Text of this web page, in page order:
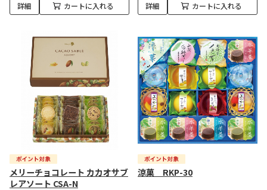
詳細 カートに入れる 詳細 カートに入れる
メリーチョコレート カカオサブ
レアソート CSA-N
涼菓 RKP-30